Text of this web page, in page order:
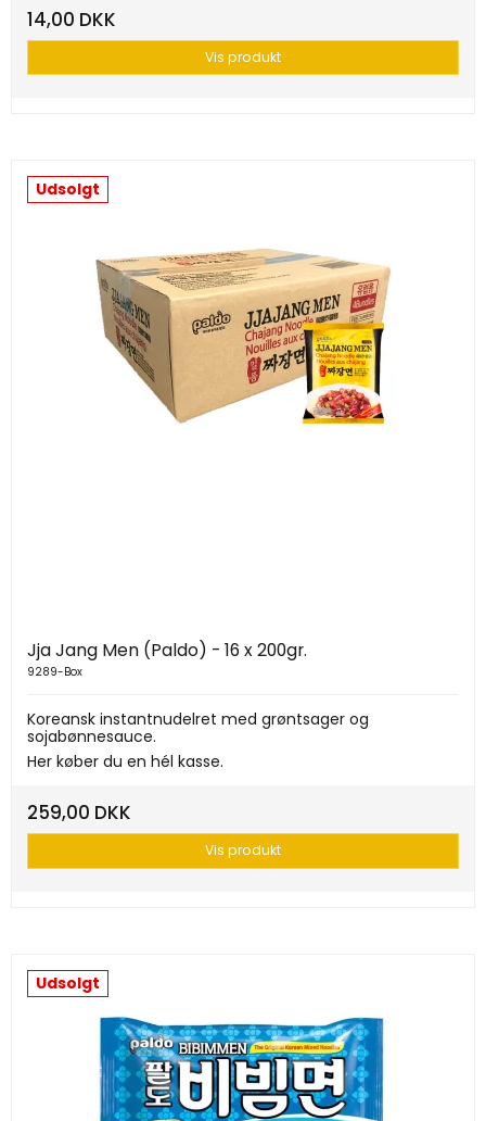
14,00 DKK
Vis produkt
Udsolgt
Jja Jang Men (Paldo) - 16 x 200gr.
9289-Box
Koreansk instantnudelret med grøntsager og
sojabønnesauce.
Her køber du en hél kasse.
259,00 DKK
Vis produkt
Udsolgt